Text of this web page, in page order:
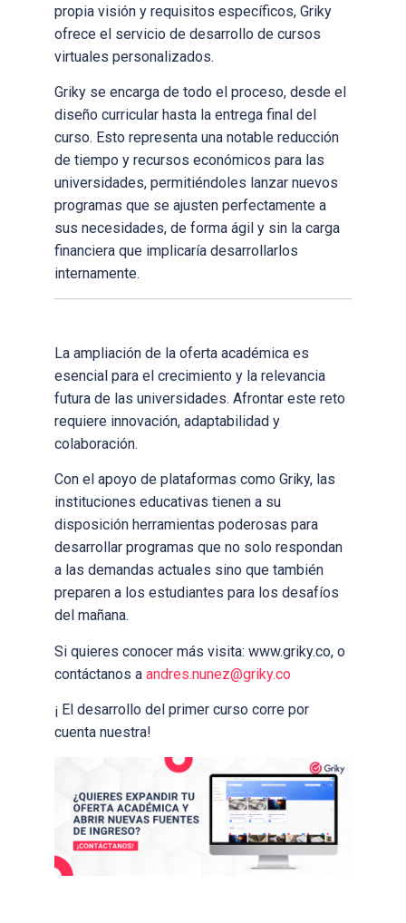
propia visión y requisitos específicos, Griky
ofrece el servicio de desarrollo de cursos
virtuales personalizados.
Griky se encarga de todo el proceso, desde el
diseño curricular hasta la entrega final del
curso. Esto representa una notable reducción
de tiempo y recursos económicos para las
universidades, permitiéndoles lanzar nuevos
programas que se ajusten perfectamente a
sus necesidades, de forma ágil y sin la carga
financiera que implicaría desarrollarlos
internamente.
La ampliación de la oferta académica es
esencial para el crecimiento y la relevancia
futura de las universidades. Afrontar este reto
requiere innovación, adaptabilidad y
colaboración.
Con el apoyo de plataformas como Griky, las
instituciones educativas tienen a su
disposición herramientas poderosas para
desarrollar programas que no solo respondan
a las demandas actuales sino que también
preparen a los estudiantes para los desafíos
del mañana.
Si quieres conocer más visita: www.griky.co, o
contáctanos a andres.nunez@griky.co
¡ El desarrollo del primer curso corre por
cuenta nuestra!